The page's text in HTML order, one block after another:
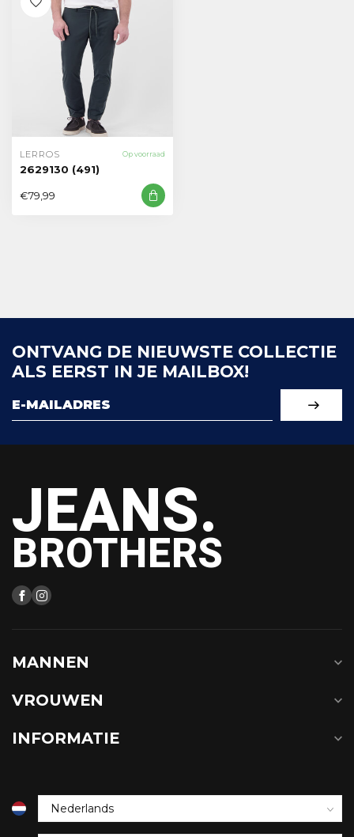
LERROS Op voorraad
2629130 (491)
€79,99
ONTVANG DE NIEUWSTE COLLECTIE
ALS EERST IN JE MAILBOX!
JEANS.
BROTHERS
MANNEN
VROUWEN
INFORMATIE